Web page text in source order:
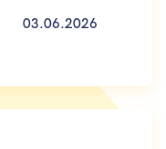
03.06.2026